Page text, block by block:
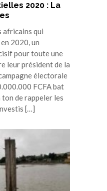
2020 : La
africains qui
2020, un
pour toute une
leur président de la
électorale
FCFA bat
de rappeler les
[…]